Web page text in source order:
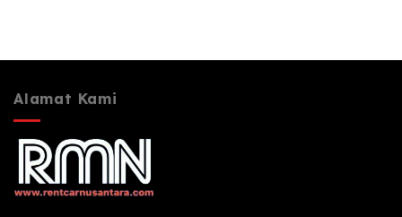
Alamat Kami